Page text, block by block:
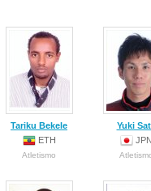
Tariku Bekele
ETH
Atletismo
Yuki